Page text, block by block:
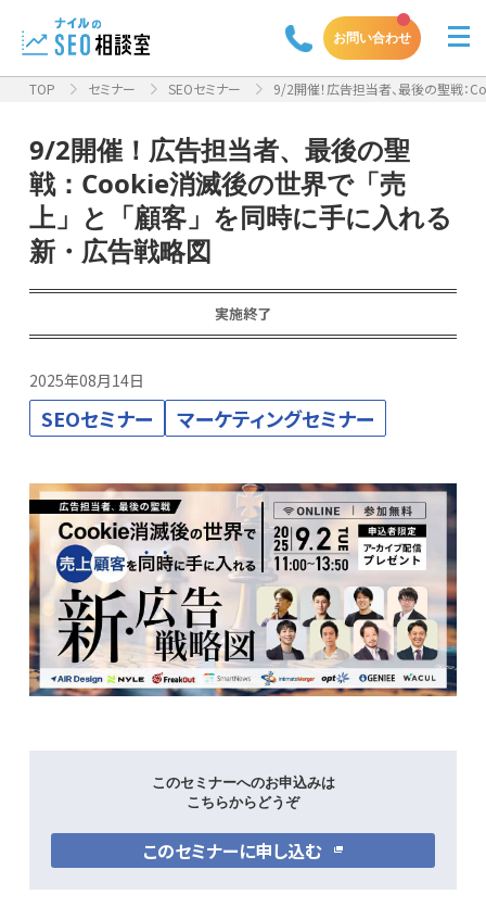
お問い合わせ
TOP セミナー SEOセミナー 9/2開催！広告担当者、最後の聖戦：
9/2開催！広告担当者、最後の聖
戦：Cookie消滅後の世界で「売
上」と「顧客」を同時に手に入れる
新・広告戦略図
実施終了
2025年08月14日
SEOセミナー マーケティングセミナー
このセミナーへのお申込みは
こちらからどうぞ
このセミナーに申し込む